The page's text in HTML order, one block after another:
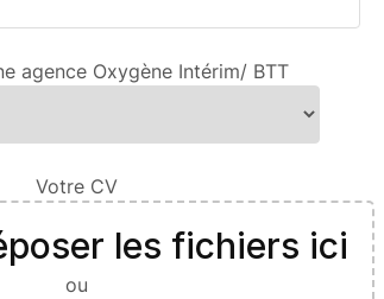
agence Oxygène Intérim/ BTT
Votre CV
les fichiers ici
ou